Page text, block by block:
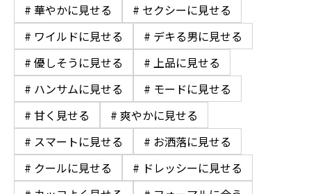
# 華やかに見せる
# セクシーに見せる
# ワイルドに見せる
# デキる男に見せる
# 優しそうに見せる
# 上品に見せる
# ハンサムに見せる
# モードに見せる
# 甘く見せる
# 爽やかに見せる
# スマートに見せる
# お洒落に見せる
# クールに見せる
# ドレッシーに見せる